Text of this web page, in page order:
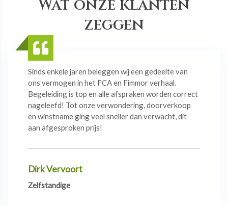
Wat onze klanten
zeggen
Dirk Vervoort
Zelfstandige
Sinds enkele jaren beleggen wij een gedeelte van
ons vermogen in het FCA en Fimmor verhaal.
Begeleiding is top en alle afspraken worden correct
nageleefd! Tot onze verwondering, doorverkoop
en winstname ging veel sneller dan verwacht, dit
aan afgesproken prijs!